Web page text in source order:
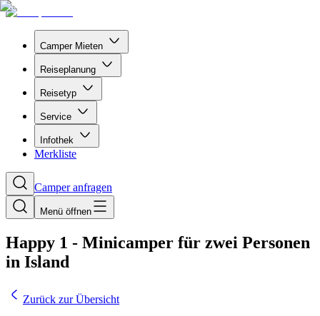
Camper Mieten
Reiseplanung
Reisetyp
Service
Infothek
Merkliste
Camper anfragen
Menü öffnen
Happy 1 - Minicamper für zwei Personen
in Island
Zurück zur Übersicht